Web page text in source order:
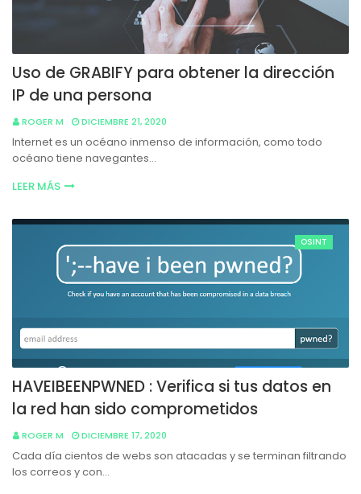
Uso de GRABIFY para obtener la dirección
IP de una persona
ROGER M DICIEMBRE 21, 2020
Internet es un océano inmenso de información, como todo
océano tiene navegantes…
LEER MÁS
OSINT
HAVEIBEENPWNED : Verifica si tus datos en
la red han sido comprometidos
ROGER M DICIEMBRE 17, 2020
Cada día cientos de webs son atacadas y se terminan filtrando
los correos y con…